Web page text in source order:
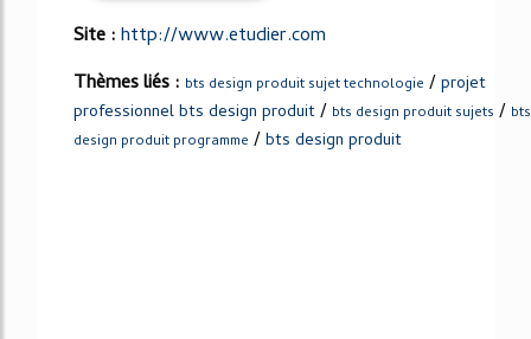
Site :http://www.etudier.com
Thèmes liés : bts design produit sujet technologie /projet
professionnel bts design produit/ bts design produit sujets / bts
design produit programme /bts design produit